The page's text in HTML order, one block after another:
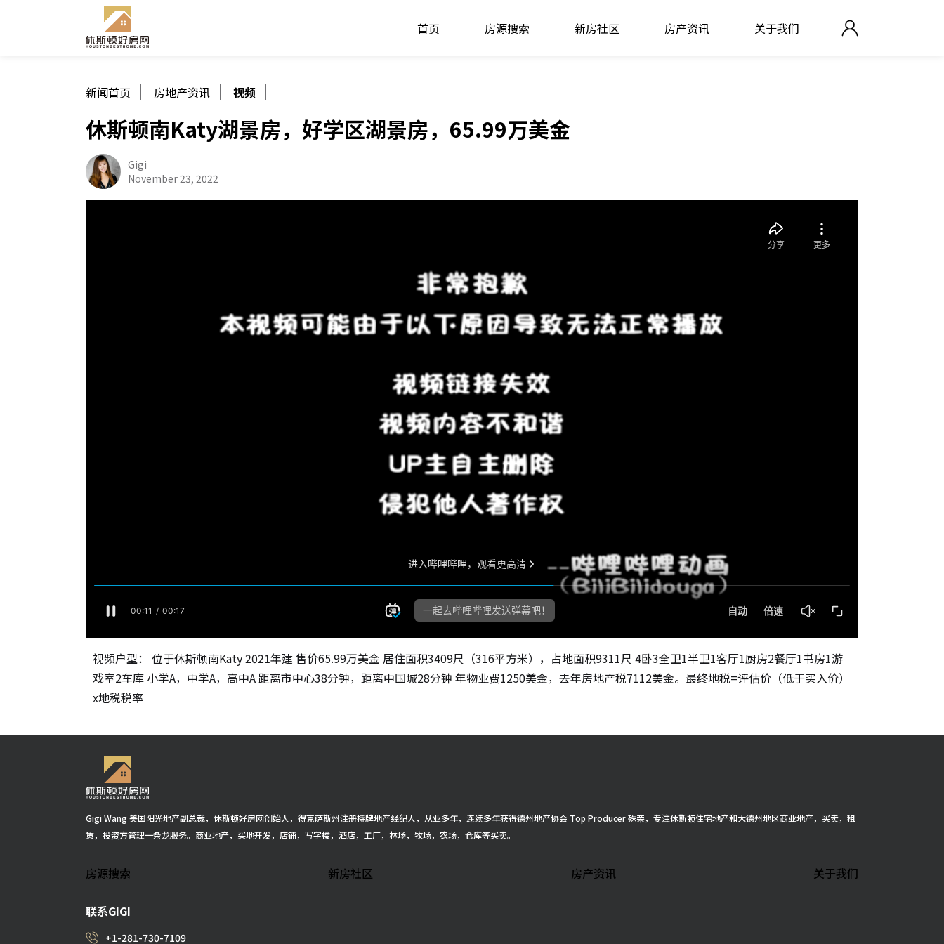
首页 房源搜索 新房社区 房产资讯 关于我们
新闻首页 房地产资讯 视频
休斯顿南Katy湖景房，好学区湖景房，65.99万美金
Gigi
November 23, 2022
视频户型： 位于休斯顿南Katy 2021年建 售价65.99万美金 居住面积3409尺（316平方米），占地面积9311尺 4卧3全卫1半卫1客厅1厨房2餐厅1书房1游
戏室2车库 小学A，中学A，高中A 距离市中心38分钟，距离中国城28分钟 年物业费1250美金，去年房地产税7112美金。最终地税=评估价（低于买入价）
x地税税率
Gigi Wang 美国阳光地产副总裁，休斯顿好房网创始人，得克萨斯州注册持牌地产经纪人，从业多年，连续多年获得德州地产协会 Top Producer 殊荣，专注休斯顿住宅地产和大德州地区商业地产，买卖，租
赁，投资方管理一条龙服务。商业地产，买地开发，店铺，写字楼，酒店，工厂，林场，牧场，农场，仓库等买卖。
房源搜索 新房社区 房产资讯 关于我们
联系GIGI
+1-281-730-7109